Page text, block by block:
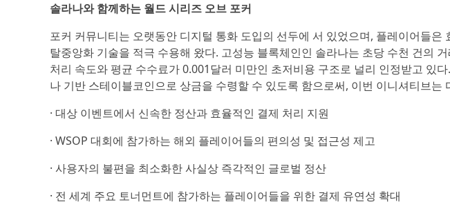
솔라나와 함께하는 월드 시리즈 오브 포커
포커 커뮤니티는 오랫동안 디지털 통화 도입의 선두에 서 있었으며, 플레이어들은
탈중앙화 기술을 적극 수용해 왔다. 고성능 블록체인인 솔라나는 초당 수천 건의
처리 속도와 평균 수수료가 0.001달러 미만인 초저비용 구조로 널리 인정받고 있
나 기반 스테이블코인으로 상금을 수령할 수 있도록 함으로써, 이번 이니셔티브는
· 대상 이벤트에서 신속한 정산과 효율적인 결제 처리 지원
· WSOP 대회에 참가하는 해외 플레이어들의 편의성 및 접근성 제고
· 사용자의 불편을 최소화한 사실상 즉각적인 글로벌 정산
· 전 세계 주요 토너먼트에 참가하는 플레이어들을 위한 결제 유연성 확대